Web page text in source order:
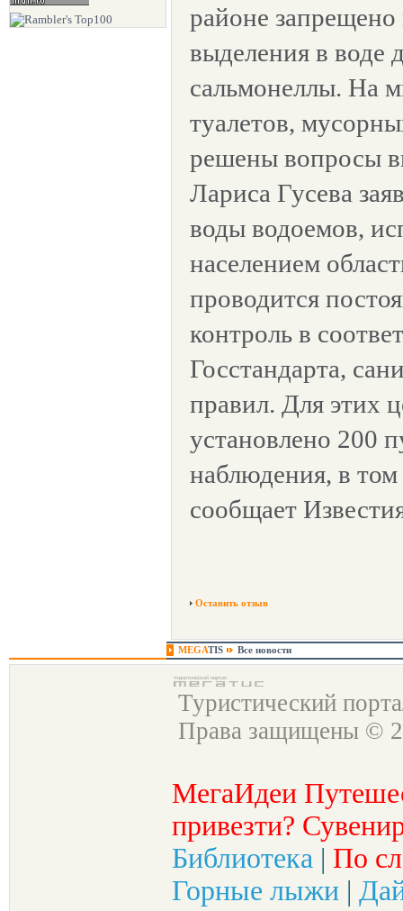
районе запрещено
выделения в воде
сальмонеллы. На
туалетов,
решены вопросы
Лариса Гусева
воды водоемов,
населением
проводится
контроль в
Госстандарта,
правил. Для этих
установлено 200
наблюдения, в
сообщает
Оставить отзыв
MEGATIS Все новости
Туристический
Права защищены ©
МегаИдеи
привезти?
Библиотека | По
Горные лыжи |